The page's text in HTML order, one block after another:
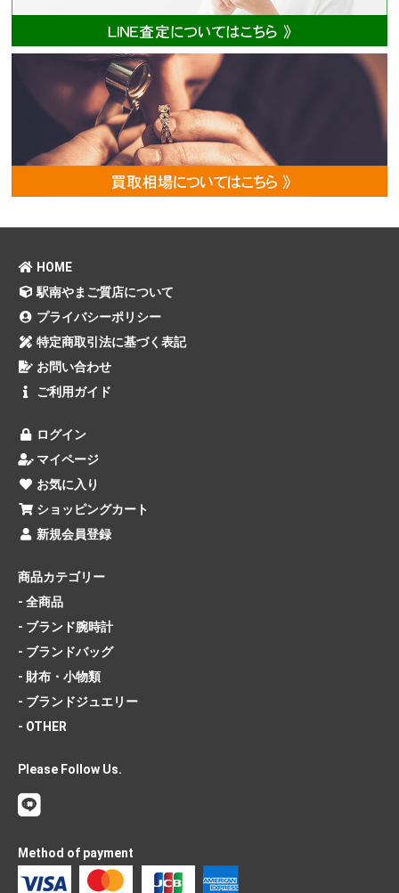
HOME
駅南やまご質店について
プライバシーポリシー
特定商取引法に基づく表記
お問い合わせ
ご利用ガイド
ログイン
マイページ
お気に入り
ショッピングカート
新規会員登録
商品カテゴリー
- 全商品
- ブランド腕時計
- ブランドバッグ
- 財布・小物類
- ブランドジュエリー
- OTHER
Please Follow Us.
Method of payment